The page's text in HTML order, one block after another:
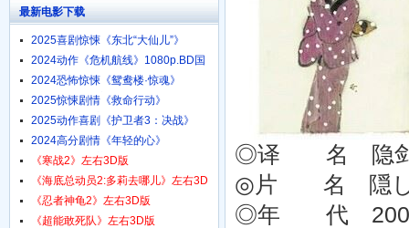
◎译 名 隐剑
◎片 名 隠し
◎年 代
最新电影下载
2025喜剧惊悚《东北“大仙儿”》
1080p.HD国语中字
2024动作《危机航线》1080p.BD国
语中字
2024恐怖惊悚《鸳鸯楼·惊魂》
4K.HD国语中字
2025惊悚剧情《救命行动》
1080p.HD中字
2025动作喜剧《护卫者3：决战》
1080p.HD国语中字
2024高分剧情《年轻的心》
1080p.HD中字
《寒战2》左右3D版
《海底总动员2:多莉去哪儿》左右3D
版
《忍者神龟2》左右3D版
《超能敢死队》左右3D版